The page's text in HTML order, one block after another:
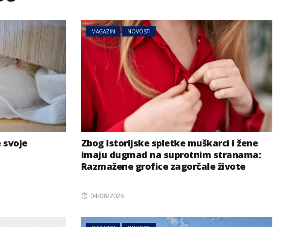
svoje
MAGAZIN NOVOSTI
Zbog istorijske spletke muškarci i žene
imaju dugmad na suprotnim stranama:
Razmažene grofice zagorčale živote
Posted
04/08/2026
problemi zbog
vodostaja Dunava
NOVOSTI
Svjetske cijene hrane
ponovo porasle, evo i šta je
najviše poskupjelo